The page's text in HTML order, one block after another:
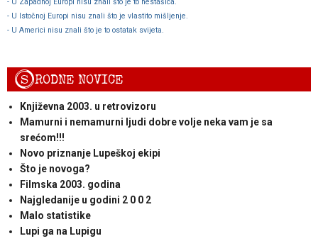
- U Istočnoj Europi nisu znali što je vlastito mišljenje.
- U Americi nisu znali što je to ostatak svijeta.
SRODNE NOVICE
Književna 2003. u retrovizoru
Mamurni i nemamurni ljudi dobre volje neka vam je sa
srećom!!!
Novo priznanje Lupeškoj ekipi
Što je novoga?
Filmska 2003. godina
Najgledanije u godini 2 0 0 2
Malo statistike
Lupi ga na Lupigu